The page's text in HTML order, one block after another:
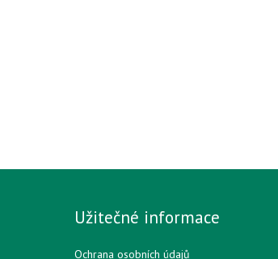
Užitečné informace
Ochrana osobních údajů